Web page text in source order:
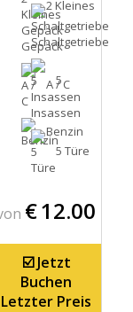
2 Kleines
Gepäck
A / C
Benzin
Schaltgetriebe
5
Insassen
5 Türe
€12.00
☑️ Jetzt
Buchen
Letzter Preis